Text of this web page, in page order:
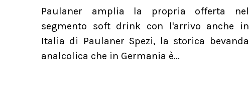
Paulaner amplia la propria offerta nel
segmento soft drink con l'arrivo anche in
Italia di Paulaner Spezi, la storica bevanda
analcolica che in Germania è...